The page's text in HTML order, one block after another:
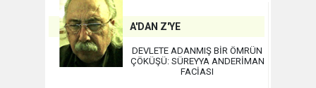
A'DAN Z'YE
DEVLETE ADANMIŞ BİR ÖMRÜN
ÇÖKÜŞÜ: SÜREYYA ANDERİMAN
FACİASI